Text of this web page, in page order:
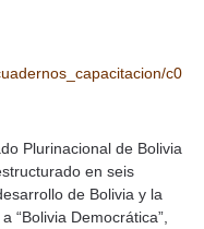
c0
Plurinacional de Bolivia
en seis
de Bolivia y la
“Bolivia Democrática”,